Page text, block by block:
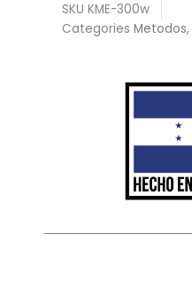
SKU KME-300w
Categories Metodos,